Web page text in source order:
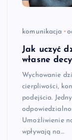
komunikacja
Jak uczyć
własne
Wychowanie
cierpliwości,
podejścia.
Umożliwienie
wpływają na…